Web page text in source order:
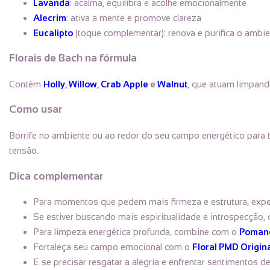
Lavanda: acalma, equilibra e acolhe emocionalmente
Alecrim: ativa a mente e promove clareza
Eucalipto (toque complementar): renova e purifica o
Florais de Bach na fórmula
Contém Holly Willow Crab Apple e Walnut , que atuam
Como usar
Borrife no ambiente ou ao redor do seu campo energético
tensão.
Dica complementar
Para momentos que pedem mais firmeza e estrutura,
Se estiver buscando mais espiritualidade e introspecção,
Para limpeza energética profunda, combine com o
Fortaleça seu campo emocional com o Floral PMD
E se precisar resgatar a alegria e enfrentar sentimentos